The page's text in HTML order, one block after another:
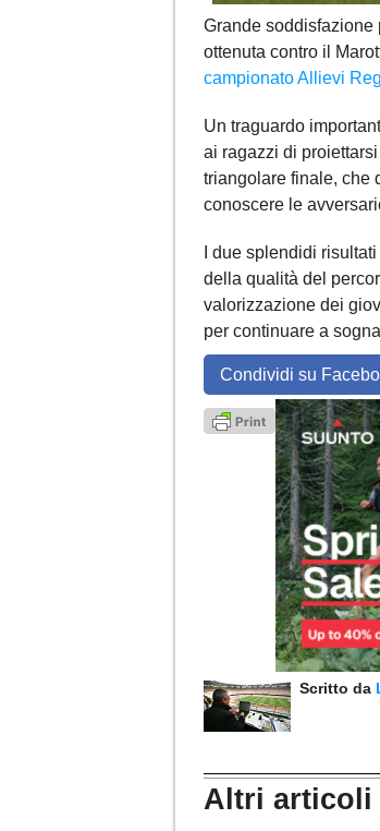
Grande
ottenuta contro il
campionato Allievi
Un traguardo
ai ragazzi di
triangolare finale, che
conoscere le
I due splendidi
della qualità del
valorizzazione dei
per continuare a
Condividi su
Scritto da
Altri articoli